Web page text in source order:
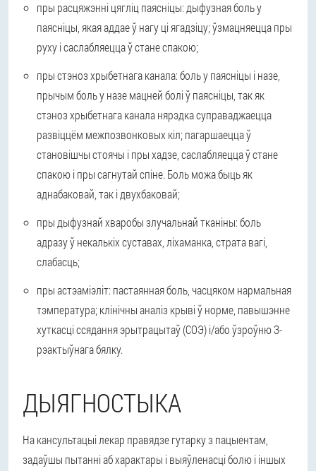
пры расцяжэнні цягліц паясніцы: дыфузная боль у
паясніцы, якая аддае ў нагу ці ягадзіцу; ўзмацняецца пры
руху і саслабляецца ў стане спакою;
пры стэноз хрыбетнага канала: боль у паясніцы і назе,
прычым боль у назе мацней болі ў паясніцы, так як
стэноз хрыбетнага канала нярэдка суправаджаецца
развіццём межпозвонковых кіл; пагаршаецца ў
становішчы стоячы і пры хадзе, саслабляецца ў стане
спакою і пры сагнутай спіне. Боль можа быць як
аднабаковай, так і двухбаковай;
пры дыфузнай хваробы злучальнай тканіны: боль
адразу ў некалькіх суставах, ліхаманка, страта вагі,
слабасць;
пры астэаміэліт: пастаянная боль, часцяком нармальная
тэмпература; клінічны аналіз крыві ў норме, павышэнне
хуткасці ссядання эрытрацытаў (СОЭ) і/або ўзроўню З-
рэактыўнага бялку.
ДЫЯГНОСТЫКА
На кансультацыі лекар правядзе гутарку з пацыентам,
задаўшы пытанні аб характары і выяўленасці болю і іншых